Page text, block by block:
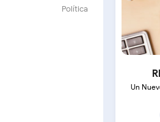
Política
Un